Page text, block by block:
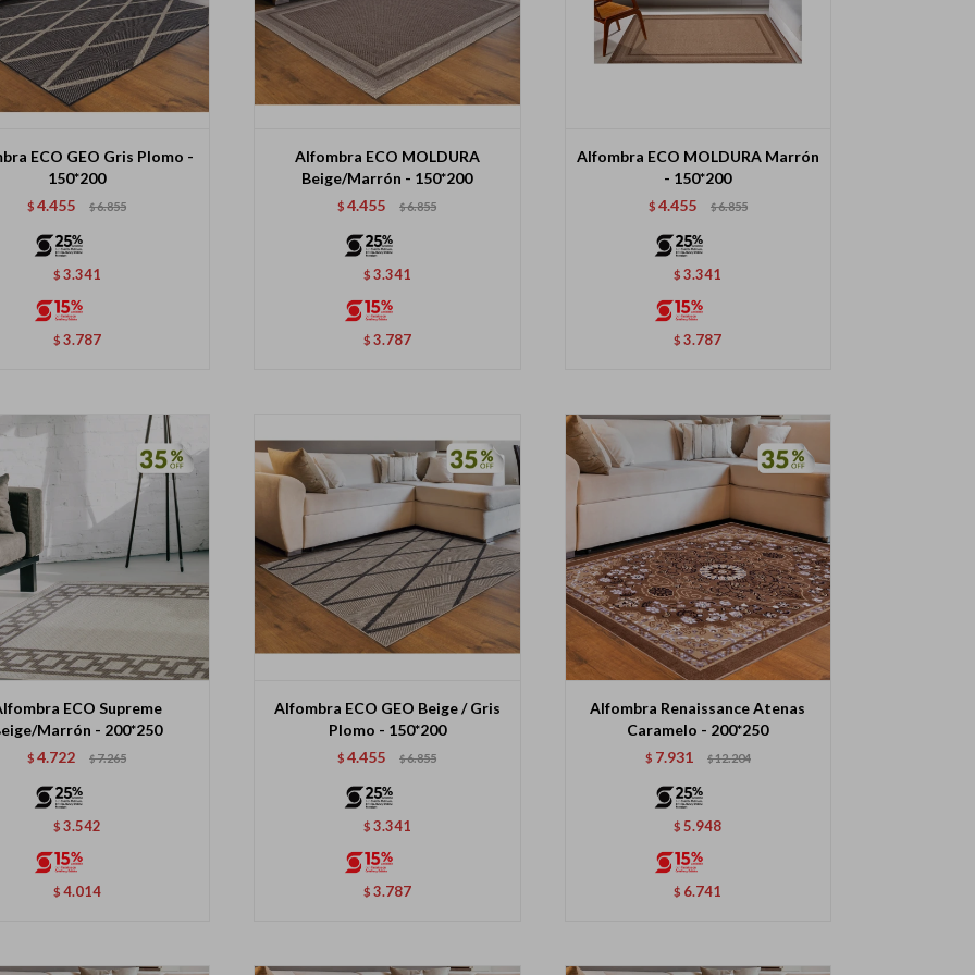
ECO GEO Gris Plomo -
150*200
$ 4.455 $6.855
$ 3.341
$ 3.787
Alfombra ECO MOLDURA
Beige/Marrón - 150*200
$ 4.455 $6.855
$ 3.341
$ 3.787
Alfombra ECO MOLDURA Marrón
- 150*200
$ 4.455 $6.855
$ 3.341
$ 3.787
ECO Supreme
Marrón - 200*250
$ 4.722 $7.265
$ 3.542
$ 4.014
Alfombra ECO GEO Beige / Gris
Plomo - 150*200
$ 4.455 $6.855
$ 3.341
$ 3.787
Alfombra Renaissance Atenas
Caramelo - 200*250
$ 7.931 $12.204
$ 5.948
$ 6.741